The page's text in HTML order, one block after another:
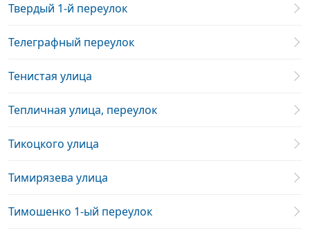
Твердый 1-й переулок
Телеграфный переулок
Тенистая улица
Тепличная улица, переулок
Тикоцкого улица
Тимирязева улица
Тимошенко 1-ый переулок